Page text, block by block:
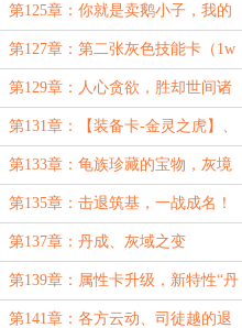
（4k字）
第125章：你就是卖鹅小子，我的
姐夫吧？（1w字）
第127章：第二张灰色技能卡（1w
字）
第129章：人心贪欲，胜却世间诸
恶
第131章：【装备卡-金灵之虎】、
红梧的完美刺杀
第133章：龟族珍藏的宝物，灰境
落幕
第135章：击退筑基，一战成名！
第137章：丹成、灰域之变
第139章：属性卡升级，新特性“丹
道圣体”与“万炼灵体”的恐怖效果！
第141章：各方云动、司徒越的退